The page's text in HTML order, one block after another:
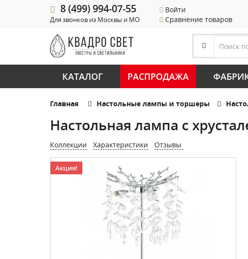
8 (499) 994-07-55
Для звонков из Москвы и МО
Войти
Сравнение товаров
КАТАЛОГ РАСПРОДАЖА
Главная Настольные лампы и торшеры
Настольная лампа с
Коллекции Характеристики Отзывы
Акция!